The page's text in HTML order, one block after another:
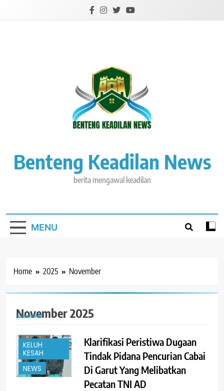
Benteng Keadilan News
berita mengawal keadilan
MENU
Home 2025 November
November 2025
BANDUNG
KELUH
KESAH
NEWS
Klarifikasi Peristiwa Dugaan
Tindak Pidana Pencurian Cabai
Di Garut Yang Melibatkan
Pecatan TNI AD